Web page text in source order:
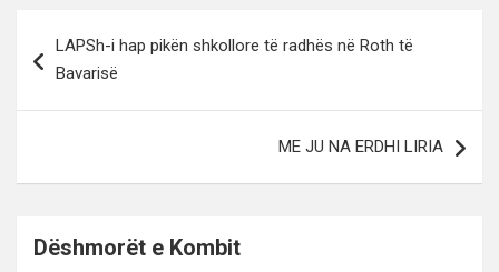
te
LAPSh-i hap pikën shkollore të radhës në Roth të
Bavarisë
ME JU NA ERDHI LIRIA
Dëshmorët e Kombit